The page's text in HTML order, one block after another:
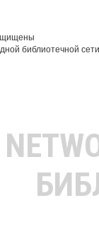
библиотечной